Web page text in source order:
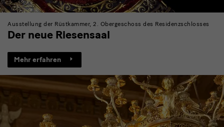
Ausstellung der Rüstkammer, 2. Obergeschoss des Residenzschlosses
Der neue Riesensaal
Mehr erfahren